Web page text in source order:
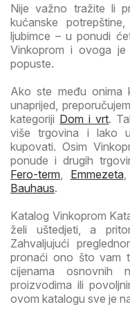
Nije važno tražite li
kućanske
ljubimce – u ponudi
Vinkoprom i ovoga je
popuste.
Ako ste među onima
unaprijed,
kategoriji Dom i vrt.
više trgovina i lako
kupovati. Osim
ponude i drugih
Fero-term
Emmezeta,
Bauhaus.
Katalog Vinkoprom
želi uštedjeti, a
Zahvaljujući
pronaći ono što vam
cijenama osnovnih
proizvodima ili
ovom katalogu sve je